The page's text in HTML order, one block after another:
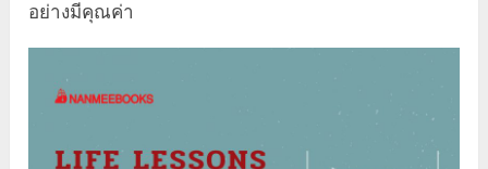
อย่างมีคุณค่า